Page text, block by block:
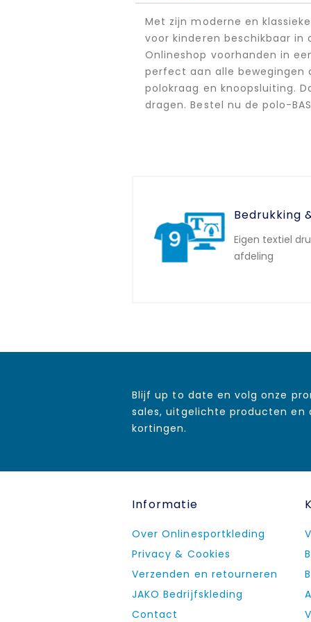
Met zijn moderne en
voor kinderen beschikbaar in
Onlineshop voorhanden in
perfect aan alle bewegingen
polokraag en knoopsluiting.
dragen. Bestel nu de polo-
Bedrukking
Eigen textiel
afdeling
Blijf up to date en volg onze
sales, uitgelichte producten en
kortingen.
Informatie
Over Onlinesportkleding
Privacy & Cookies
Verzenden en retourneren
JAKO Bedrijfskleding
Contact